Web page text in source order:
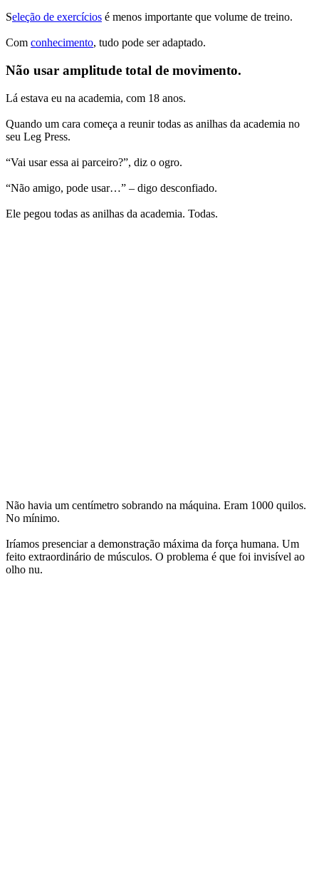
Seleção de exercícios é menos importante que volume de treino.
Com conhecimento, tudo pode ser adaptado.
Não usar amplitude total de movimento.
Lá estava eu na academia, com 18 anos.
Quando um cara começa a reunir todas as anilhas da academia no
seu Leg Press.
“Vai usar essa ai parceiro?”, diz o ogro.
“Não amigo, pode usar…” – digo desconfiado.
Ele pegou todas as anilhas da academia. Todas.
Não havia um centímetro sobrando na máquina. Eram 1000 quilos.
No mínimo.
Iríamos presenciar a demonstração máxima da força humana. Um
feito extraordinário de músculos. O problema é que foi invisível ao
olho nu.